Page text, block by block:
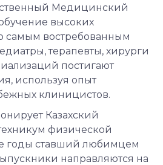
Медицинский
высоких
самым востребованным
терапевты, хирурги
постигают
используя опыт
клиницистов.
Казахский
физической
годы ставший любимцем
направляются на